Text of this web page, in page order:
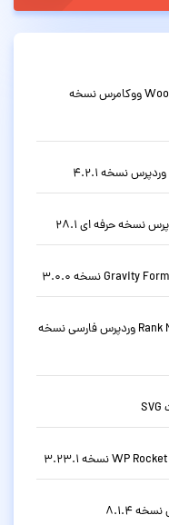
قالب فروشگاهی چندمنظوره وودمارت WoodMart ووکامرس نسخه
دانلود افزونه سئو حرفه ای رنک مث Rank Math Pro وردپرس فارسی نسخه